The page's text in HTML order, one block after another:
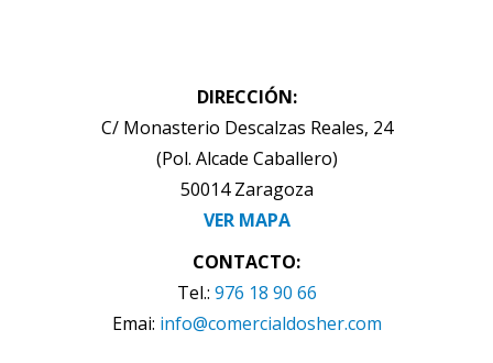
DIRECCIÓN:
C/ Monasterio Descalzas Reales, 24
(Pol. Alcade Caballero)
50014 Zaragoza
VER MAPA
CONTACTO:
Tel.: 976 18 90 66
Emai: info@comercialdosher.com